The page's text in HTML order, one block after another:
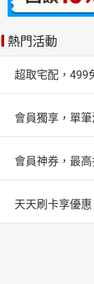
熱門活動
超取宅配，499
會員獨享，單
會員神券，最
天天刷卡享優